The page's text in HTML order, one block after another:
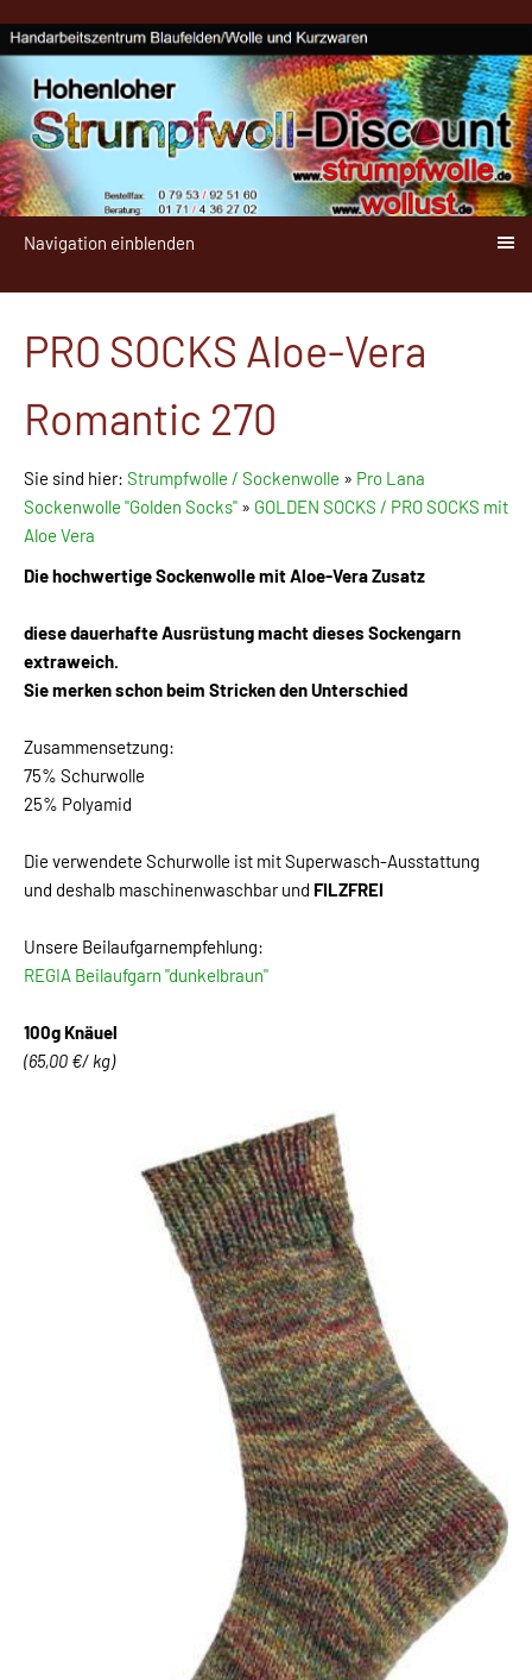
Navigation einblenden
PRO SOCKS Aloe-Vera
Romantic 270
Sie sind hier: Strumpfwolle / Sockenwolle » Pro Lana
Sockenwolle "Golden Socks" » GOLDEN SOCKS / PRO SOCKS mit
Aloe Vera
Die hochwertige Sockenwolle mit Aloe-Vera Zusatz
diese dauerhafte Ausrüstung macht dieses Sockengarn
extraweich.
Sie merken schon beim Stricken den Unterschied
Zusammensetzung:
75% Schurwolle
25% Polyamid
Die verwendete Schurwolle ist mit Superwasch-Ausstattung
und deshalb maschinenwaschbar und FILZFREI
Unsere Beilaufgarnempfehlung:
REGIA Beilaufgarn "dunkelbraun"
100g Knäuel
(65,00 €/ kg)